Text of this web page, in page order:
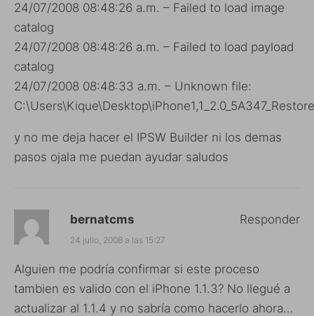
24/07/2008 08:48:26 a.m. – Failed to load image
catalog
24/07/2008 08:48:26 a.m. – Failed to load payload
catalog
24/07/2008 08:48:33 a.m. – Unknown file:
y no me deja hacer el IPSW Builder ni los demas
pasos ojala me puedan ayudar saludos
bernatcms
24 julio, 2008 a las 15:27
Alguien me podría confirmar si este proceso
tambien es valido con el iPhone 1.1.3? No llegué a
actualizar al 1.1.4 y no sabría como hacerlo ahora…
Responder